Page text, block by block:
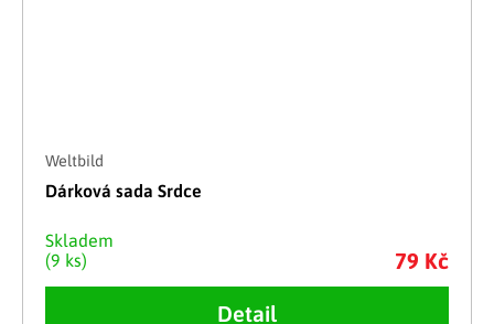
Weltbild
Dárková sada Srdce
Skladem
(9 ks)
79 Kč
Detail